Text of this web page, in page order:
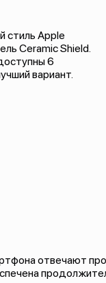
стиль Apple
Ceramic Shield.
6
вариант.
отвечают